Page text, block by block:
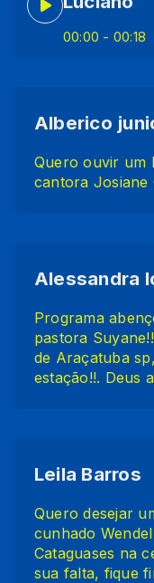
00:00 - 00:18
Alberico
Quero ouvir um
cantora Josiane
Alessandra
Programa
pastora
de Araçatuba
estação!!. Deus
Leila Barros
Quero desejar
cunhado
Cataguases na
sua falta, fique